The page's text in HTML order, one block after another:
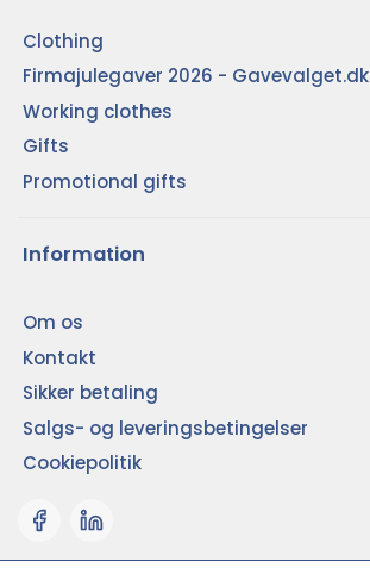
Clothing
Firmajulegaver 2026 - Gavevalget.dk
Working clothes
Gifts
Promotional gifts
Information
Om os
Kontakt
Sikker betaling
Salgs- og leveringsbetingelser
Cookiepolitik